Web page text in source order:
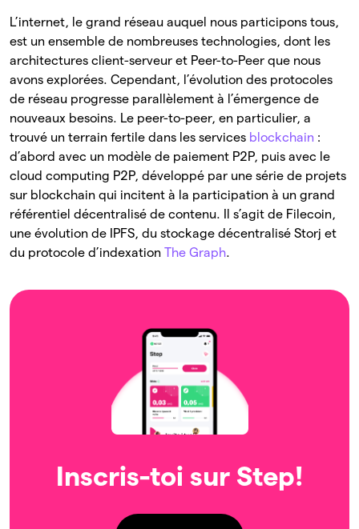
L’internet, le grand réseau auquel nous participons tous,
est un ensemble de nombreuses technologies, dont les
architectures client-serveur et Peer-to-Peer que nous
avons explorées. Cependant, l’évolution des protocoles
de réseau progresse parallèlement à l’émergence de
nouveaux besoins. Le peer-to-peer, en particulier, a
trouvé un terrain fertile dans les services blockchain :
d’abord avec un modèle de paiement P2P, puis avec le
cloud computing P2P, développé par une série de projets
sur blockchain qui incitent à la participation à un grand
référentiel décentralisé de contenu. Il s’agit de Filecoin,
une évolution de IPFS, du stockage décentralisé Storj et
du protocole d’indexation The Graph.
Inscris-toi sur Step!